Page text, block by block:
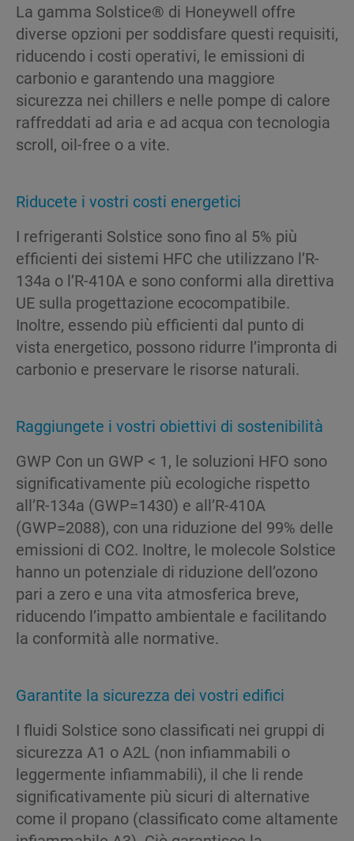
La gamma Solstice® di Honeywell offre
diverse opzioni per soddisfare questi requisiti,
riducendo i costi operativi, le emissioni di
carbonio e garantendo una maggiore
sicurezza nei chillers e nelle pompe di calore
raffreddati ad aria e ad acqua con tecnologia
scroll, oil-free o a vite.
Riducete i vostri costi energetici
I refrigeranti Solstice sono fino al 5% più
efficienti dei sistemi HFC che utilizzano l’R-
134a o l’R-410A e sono conformi alla direttiva
UE sulla progettazione ecocompatibile.
Inoltre, essendo più efficienti dal punto di
vista energetico, possono ridurre l’impronta di
carbonio e preservare le risorse naturali.
Raggiungete i vostri obiettivi di sostenibilità
GWP Con un GWP < 1, le soluzioni HFO sono
significativamente più ecologiche rispetto
all’R-134a (GWP=1430) e all’R-410A
(GWP=2088), con una riduzione del 99% delle
emissioni di CO2. Inoltre, le molecole Solstice
hanno un potenziale di riduzione dell’ozono
pari a zero e una vita atmosferica breve,
riducendo l’impatto ambientale e facilitando
la conformità alle normative.
Garantite la sicurezza dei vostri edifici
I fluidi Solstice sono classificati nei gruppi di
sicurezza A1 o A2L (non infiammabili o
leggermente infiammabili), il che li rende
significativamente più sicuri di alternative
come il propano (classificato come altamente